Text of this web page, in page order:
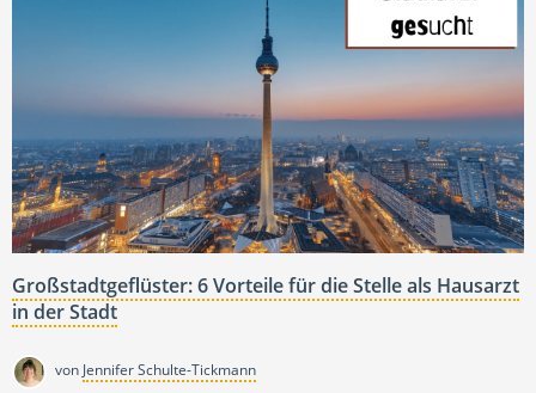
Großstadtgeflüster: 6 Vorteile für die Stelle als Hausarzt
in der Stadt
von Jennifer Schulte-Tickmann